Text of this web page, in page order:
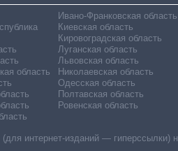
область
Ивано-Франковская область
Киевская область
Кировоградская область
Луганская область
Львовская область
Николаевская область
Одесская область
Полтавская область
Ровенская область
интернет-изданий — гиперссылки)